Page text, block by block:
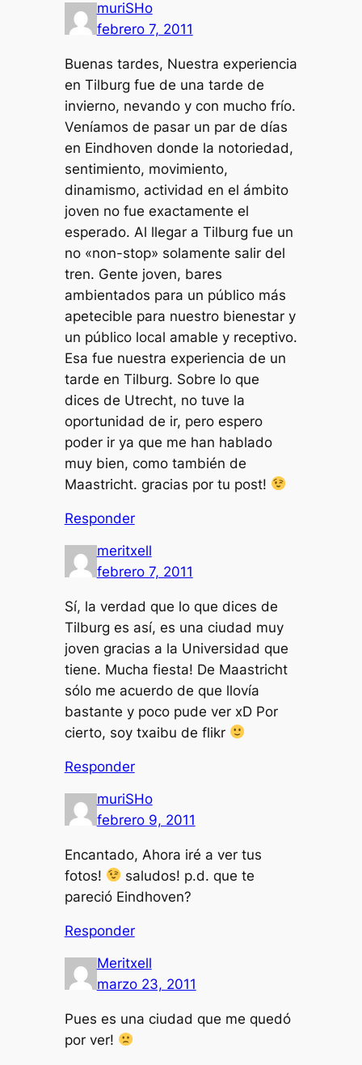
muriSHo
febrero 7, 2011
Buenas tardes, Nuestra experiencia
en Tilburg fue de una tarde de
invierno, nevando y con mucho frío.
Veníamos de pasar un par de días
en Eindhoven donde la notoriedad,
sentimiento, movimiento,
dinamismo, actividad en el ámbito
joven no fue exactamente el
esperado. Al llegar a Tilburg fue un
no «non-stop» solamente salir del
tren. Gente joven, bares
ambientados para un público más
apetecible para nuestro bienestar y
un público local amable y receptivo.
Esa fue nuestra experiencia de un
tarde en Tilburg. Sobre lo que
dices de Utrecht, no tuve la
oportunidad de ir, pero espero
poder ir ya que me han hablado
muy bien, como también de
Maastricht. gracias por tu post!
Responder
meritxell
febrero 7, 2011
Sí, la verdad que lo que dices de
Tilburg es así, es una ciudad muy
joven gracias a la Universidad que
tiene. Mucha fiesta! De Maastricht
sólo me acuerdo de que llovía
bastante y poco pude ver xD Por
cierto, soy txaibu de flikr
Responder
muriSHo
febrero 9, 2011
Encantado, Ahora iré a ver tus
fotos!
saludos! p.d. que te
pareció Eindhoven?
Responder
Meritxell
marzo 23, 2011
Pues es una ciudad que me quedó
por ver!